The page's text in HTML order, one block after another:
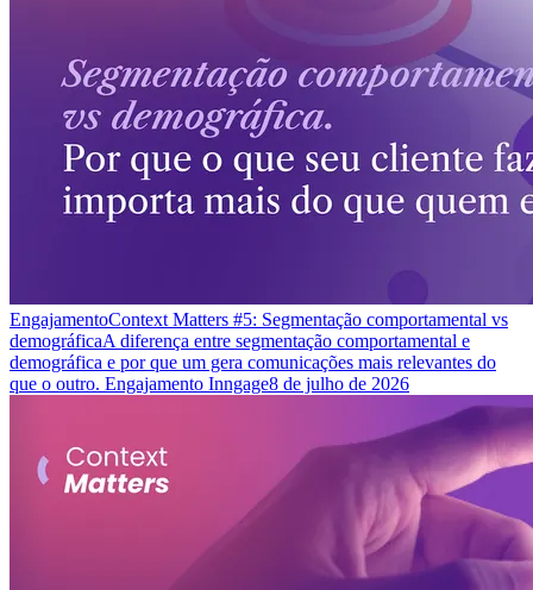
EngajamentoContext Matters #5: Segmentação comportamental vs
demográficaA diferença entre segmentação comportamental e
demográfica e por que um gera comunicações mais relevantes do
que o outro. Engajamento Inngage8 de julho de 2026